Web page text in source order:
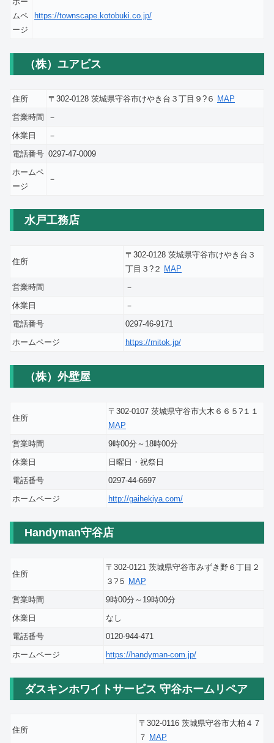
ムペ
ージ
https://townscape.kotobuki.co.jp/
（株）ユアビス
住所 〒302-0128 茨城県守谷市けやき台３丁目９?６ MAP
営業時間
－
休業日
－
電話番号 0297-47-0009
ホームペ
ージ
－
水戸工務店
住所
〒302-0128 茨城県守谷市けやき台３
丁目３?２ MAP
営業時間
－
休業日
－
電話番号
0297-46-9171
ホームページ
https://mitok.jp/
（株）外壁屋
住所
〒302-0107 茨城県守谷市大木６６５?１１
MAP
営業時間
9時00分～18時00分
休業日
日曜日・祝祭日
電話番号
0297-44-6697
ホームページ
http://gaihekiya.com/
Handyman守谷店
住所
〒302-0121 茨城県守谷市みずき野６丁目２
３?５ MAP
営業時間
9時00分～19時00分
休業日
なし
電話番号
0120-944-471
ホームページ
https://handyman-com.jp/
ダスキンホワイトサービス 守谷ホームリペア
住所
〒302-0116 茨城県守谷市大柏４７
７ MAP